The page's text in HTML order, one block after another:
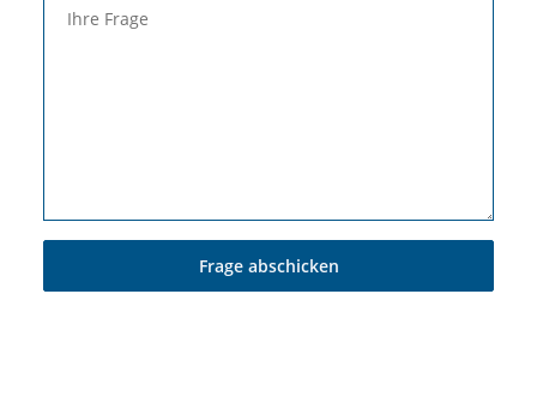
Ihre Frage
Frage abschicken